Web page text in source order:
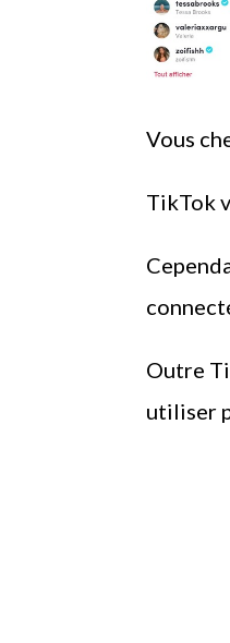
Vous
TikTok
Outre
utiliser